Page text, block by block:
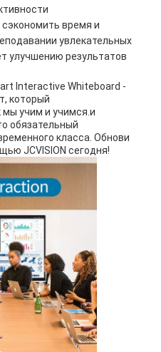
время и
увлекательных
улучшению результатов
Interactive Whiteboard -
который
мы учим и учимся.и
обязательный
класса. Обнови
JCVISION сегодня!